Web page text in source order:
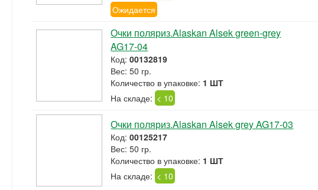
Ожидается
Очки поляриз.Alaskan Alsek green-grey
AG17-04
Код:00132819
Вес: 50 гр.
Количество в упаковке: 1 ШТ
На складе: < 10
Очки поляриз.Alaskan Alsek grey AG17-03
Код:00125217
Вес: 50 гр.
Количество в упаковке: 1 ШТ
На складе: < 10